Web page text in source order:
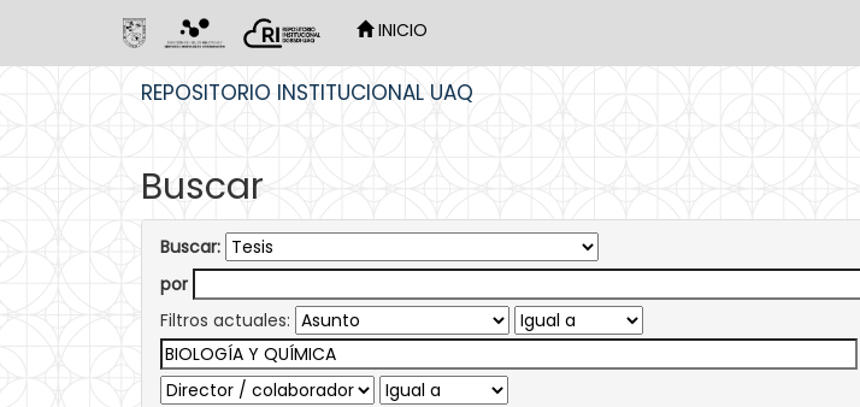
INICIO
REPOSITORIO INSTITUCIONAL UAQ
Buscar
Buscar:
por
Filtros actuales: